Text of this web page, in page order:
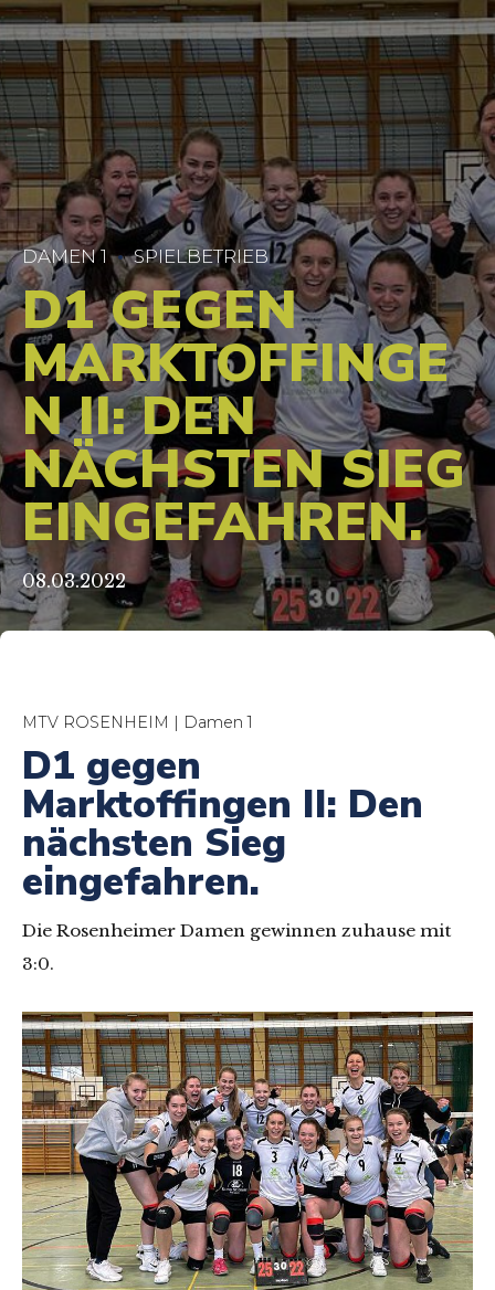
DAMEN 1 SPIELBETRIEB
D1 GEGEN
MARKTOFFINGE
N II: DEN
NÄCHSTEN SIEG
EINGEFAHREN.
08.03.2022
MTV ROSENHEIM | Damen 1
D1 gegen
Marktoffingen II: Den
nächsten Sieg
eingefahren.
Die Rosenheimer Damen gewinnen zuhause mit
3:0.